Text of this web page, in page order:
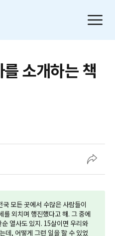
소개하는 책
모든 곳에서 수많은 사람들이
를 외치며 행진했다고 해. 그 중에
열사도 있지. 15살이면 우리와
데, 어떻게 그런 일을 할 수 있었